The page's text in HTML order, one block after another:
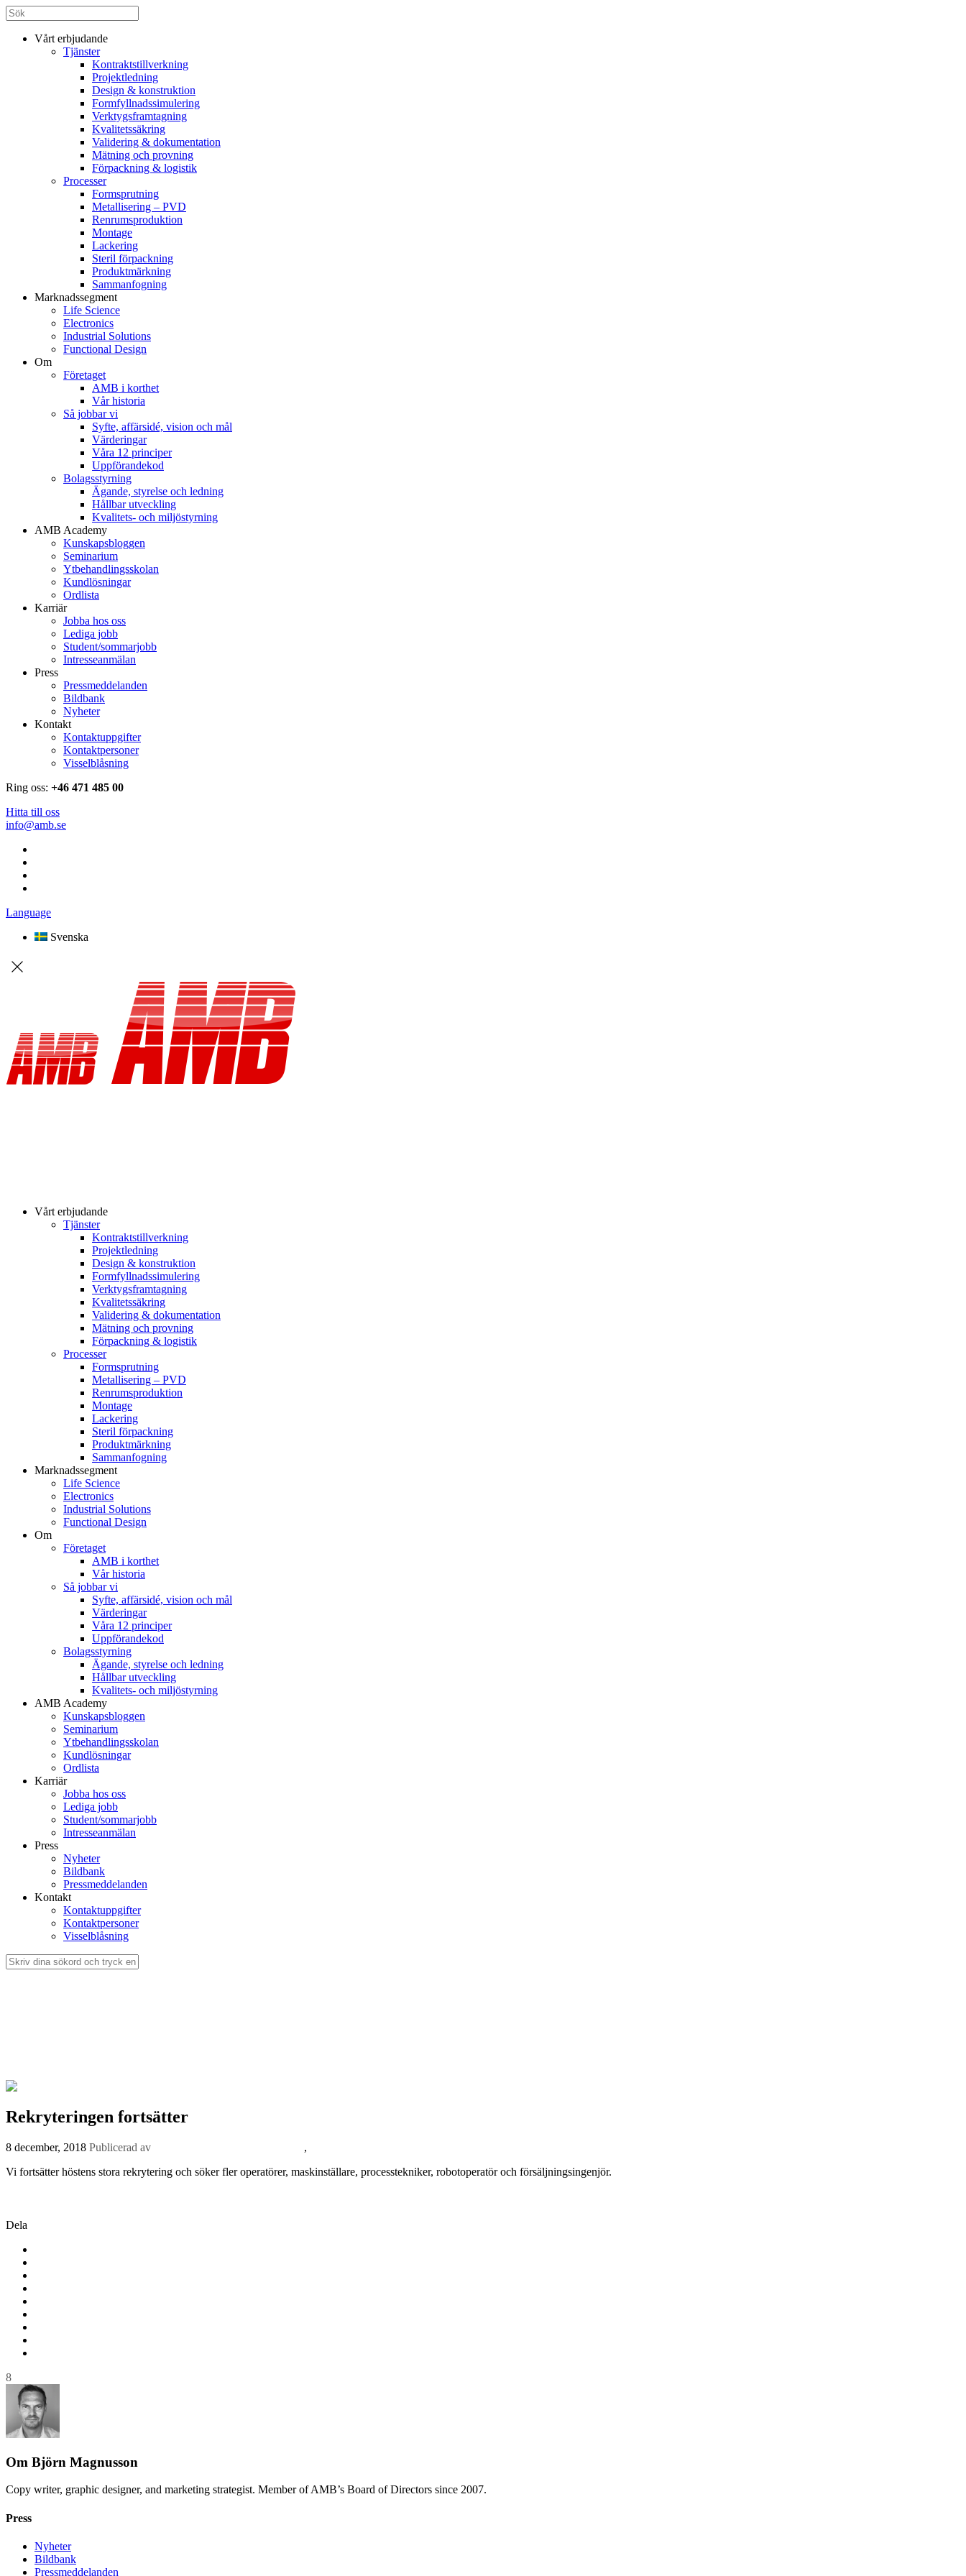
Vårt erbjudande
Tjänster
Kontraktstillverkning
Projektledning
Design & konstruktion
Formfyllnadssimulering
Verktygsframtagning
Kvalitetssäkring
Validering & dokumentation
Mätning och provning
Förpackning & logistik
Processer
Formsprutning
Metallisering – PVD
Renrumsproduktion
Montage
Lackering
Steril förpackning
Produktmärkning
Sammanfogning
Marknadssegment
Life Science
Electronics
Industrial Solutions
Functional Design
Om
Företaget
AMB i korthet
Vår historia
Så jobbar vi
Syfte, affärsidé, vision och mål
Värderingar
Våra 12 principer
Uppförandekod
Bolagsstyrning
Ägande, styrelse och ledning
Hållbar utveckling
Kvalitets- och miljöstyrning
AMB Academy
Kunskapsbloggen
Seminarium
Ytbehandlingsskolan
Kundlösningar
Ordlista
Karriär
Jobba hos oss
Lediga jobb
Student/sommarjobb
Intresseanmälan
Press
Pressmeddelanden
Bildbank
Nyheter
Kontakt
Kontaktuppgifter
Kontaktpersoner
Visselblåsning
Ring oss: +46 471 485 00
Hitta till oss
info@amb.se
Language
Svenska
Vårt erbjudande
Tjänster
Kontraktstillverkning
Projektledning
Design & konstruktion
Formfyllnadssimulering
Verktygsframtagning
Kvalitetssäkring
Validering & dokumentation
Mätning och provning
Förpackning & logistik
Processer
Formsprutning
Metallisering – PVD
Renrumsproduktion
Montage
Lackering
Steril förpackning
Produktmärkning
Sammanfogning
Marknadssegment
Life Science
Electronics
Industrial Solutions
Functional Design
Om
Företaget
AMB i korthet
Vår historia
Så jobbar vi
Syfte, affärsidé, vision och mål
Värderingar
Våra 12 principer
Uppförandekod
Bolagsstyrning
Ägande, styrelse och ledning
Hållbar utveckling
Kvalitets- och miljöstyrning
AMB Academy
Kunskapsbloggen
Seminarium
Ytbehandlingsskolan
Kundlösningar
Ordlista
Karriär
Jobba hos oss
Lediga jobb
Student/sommarjobb
Intresseanmälan
Press
Nyheter
Bildbank
Pressmeddelanden
Kontakt
Kontaktuppgifter
Kontaktpersoner
Visselblåsning
Rekryteringen fortsätter
8 december, 2018 Publicerad av ,
Vi fortsätter höstens stora rekrytering och söker fler operatörer, maskinställare, processtekniker, robotoperatör och försäljningsingenjör.
Dela
8
Om Björn Magnusson
Copy writer, graphic designer, and marketing strategist. Member of AMB’s Board of Directors since 2007.
Press
Nyheter
Bildbank
Pressmeddelanden